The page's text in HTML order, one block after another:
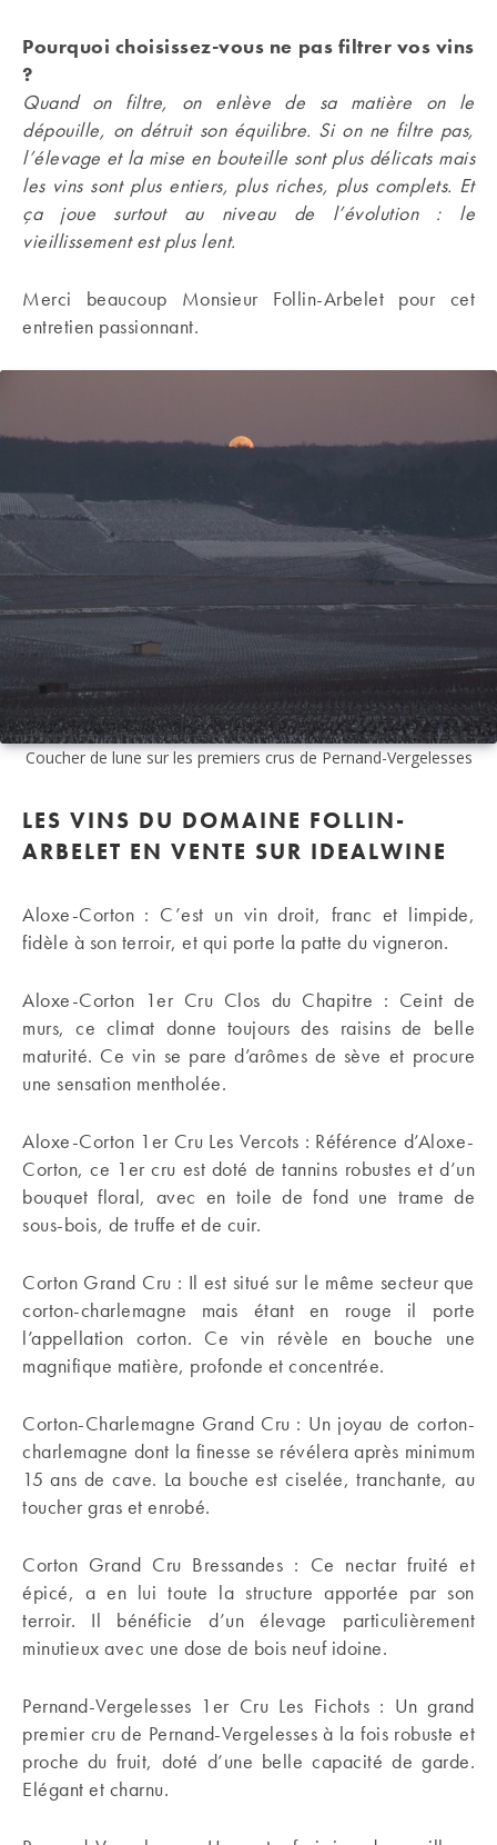
Pourquoi choisissez-vous ne pas filtrer vos vins
?
Quand on filtre, on enlève de sa matière on le
dépouille, on détruit son équilibre. Si on ne filtre pas,
l’élevage et la mise en bouteille sont plus délicats mais
les vins sont plus entiers, plus riches, plus complets. Et
ça joue surtout au niveau de l’évolution : le
vieillissement est plus lent.
Merci beaucoup Monsieur Follin-Arbelet pour cet
entretien passionnant.
Coucher de lune sur les premiers crus de Pernand-Vergelesses
LES VINS DU DOMAINE FOLLIN-
ARBELET EN VENTE SUR IDEALWINE
Aloxe-Corton : C’est un vin droit, franc et limpide,
fidèle à son terroir, et qui porte la patte du vigneron.
Aloxe-Corton 1er Cru Clos du Chapitre : Ceint de
murs, ce climat donne toujours des raisins de belle
maturité. Ce vin se pare d’arômes de sève et procure
une sensation mentholée.
Aloxe-Corton 1er Cru Les Vercots : Référence d’Aloxe-
Corton, ce 1er cru est doté de tannins robustes et d’un
bouquet floral, avec en toile de fond une trame de
sous-bois, de truffe et de cuir.
Corton Grand Cru : Il est situé sur le même secteur que
corton-charlemagne mais étant en rouge il porte
l’appellation corton. Ce vin révèle en bouche une
magnifique matière, profonde et concentrée.
Corton-Charlemagne Grand Cru : Un joyau de corton-
charlemagne dont la finesse se révélera après minimum
15 ans de cave. La bouche est ciselée, tranchante, au
toucher gras et enrobé.
Corton Grand Cru Bressandes : Ce nectar fruité et
épicé, a en lui toute la structure apportée par son
terroir. Il bénéficie d’un élevage particulièrement
minutieux avec une dose de bois neuf idoine.
Pernand-Vergelesses 1er Cru Les Fichots : Un grand
premier cru de Pernand-Vergelesses à la fois robuste et
proche du fruit, doté d’une belle capacité de garde.
Elégant et charnu.